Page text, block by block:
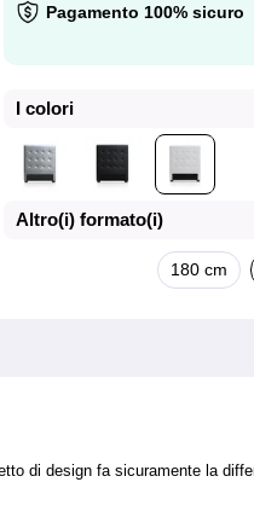
Pagamento 100% sicuro
I colori
Altro(i) formato(i)
180 cm
di design fa sicuramente la